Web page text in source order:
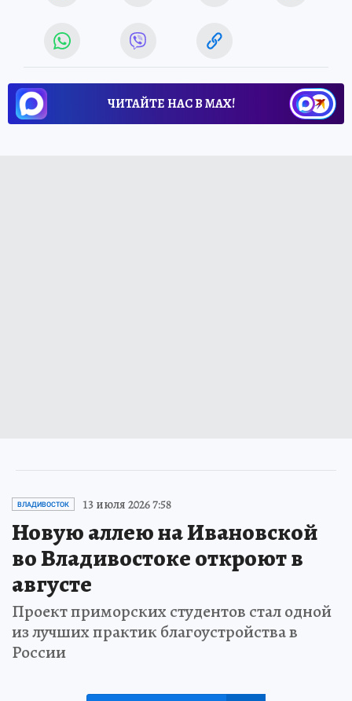
ЧИТАЙТЕ НАС В МАХ!
ВЛАДИВОСТОК 13 июля 2026 7:58
Новую аллею на Ивановской
во Владивостоке откроют в
августе
Проект приморских студентов стал одной
из лучших практик благоустройства в
России